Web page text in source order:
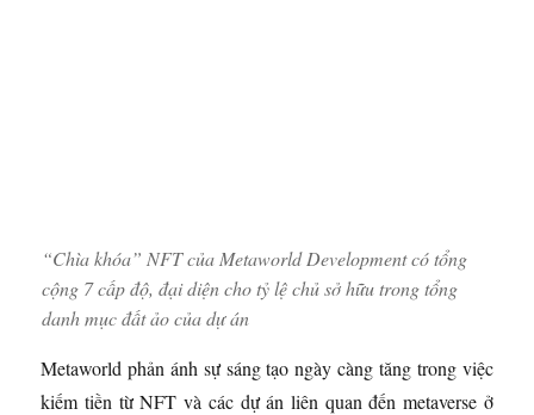
“Chìa khóa” NFT của Metaworld Development có tổng
cộng 7 cấp độ, đại diện cho tỷ lệ chủ sở hữu trong tổng
danh mục đất ảo của dự án
Metaworld phản ánh sự sáng tạo ngày càng tăng trong việc
kiếm tiền từ NFT và các dự án liên quan đến metaverse ở